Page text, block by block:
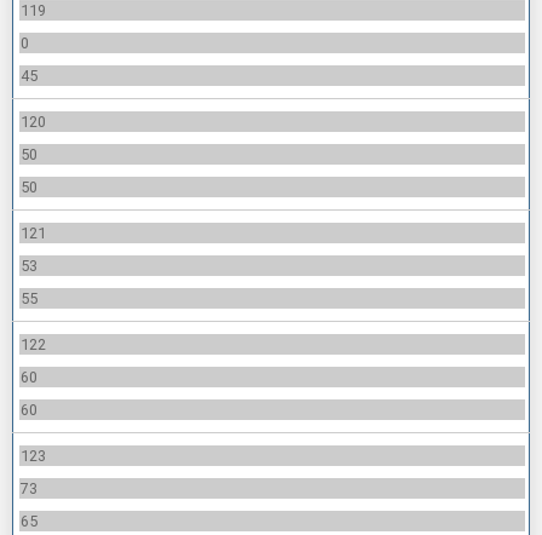
119
0
45
120
50
50
121
53
55
122
60
60
123
73
65